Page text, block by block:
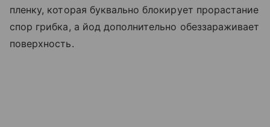
пленку, которая буквально блокирует прорастание
спор грибка, а йод дополнительно обеззараживает
поверхность.